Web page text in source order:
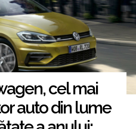
cel mai
auto din lume